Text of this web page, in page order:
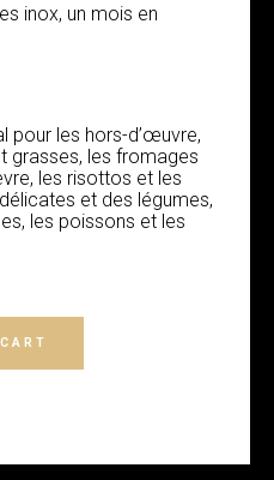
inox, un mois en
pour les hors-d’œuvre,
grasses, les fromages
les risottos et les
et des légumes,
les poissons et les